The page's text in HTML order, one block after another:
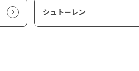
シュトーレン